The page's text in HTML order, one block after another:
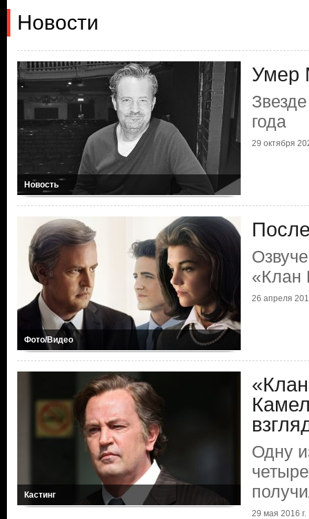
Новости
Новость
Умер
года
29 октября
Фото/Видео
«Клан
26 апреля
Кастинг
Одну
29 мая 2016 г.